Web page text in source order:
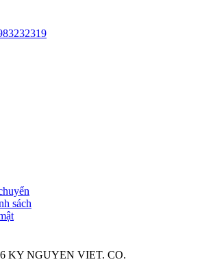
sách
KY NGUYEN VIET. CO.